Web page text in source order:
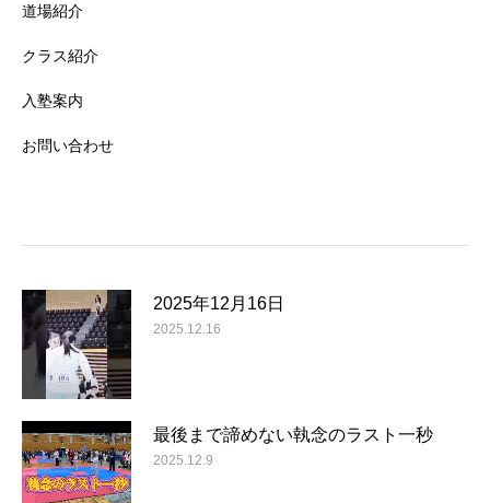
道場紹介
クラス紹介
入塾案内
お問い合わせ
2025年12月16日
2025.12.16
最後まで諦めない執念のラスト一秒
2025.12.9